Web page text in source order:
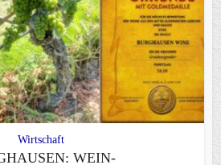
Wirtschaft
WEIN-